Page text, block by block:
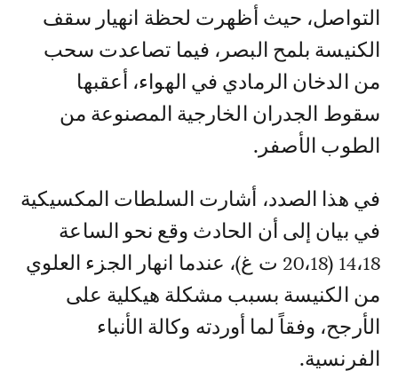
التواصل، حيث أظهرت لحظة انهيار سقف
الكنيسة بلمح البصر، فيما تصاعدت سحب
من الدخان الرمادي في الهواء، أعقبها
سقوط الجدران الخارجية المصنوعة من
الطوب الأصفر.
في هذا الصدد، أشارت السلطات المكسيكية
في بيان إلى أن الحادث وقع نحو الساعة
14،18 (20،18 ت غ)، عندما انهار الجزء العلوي
من الكنيسة بسبب مشكلة هيكلية على
الأرجح، وفقاً لما أوردته وكالة الأنباء
الفرنسية.